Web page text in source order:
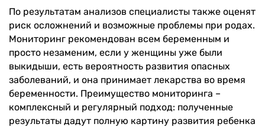
По результатам анализов специалисты также оценят
риск осложнений и возможные проблемы при родах.
Мониторинг рекомендован всем беременным и
просто незаменим, если у женщины уже были
выкидыши, есть вероятность развития опасных
заболеваний, и она принимает лекарства во время
беременности. Преимущество мониторинга –
комплексный и регулярный подход: полученные
результаты дадут полную картину развития ребенка